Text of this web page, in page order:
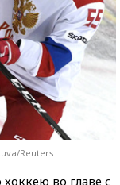
Reuters
во главе с